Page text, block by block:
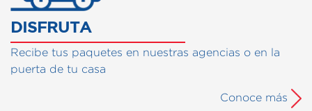
DISFRUTA
Recibe tus paquetes en nuestras agencias o en la
puerta de tu casa
Conoce más